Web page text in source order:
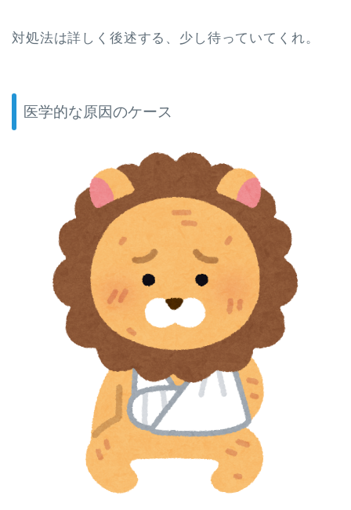
対処法は詳しく後述する、少し待っていてくれ。
医学的な原因のケース